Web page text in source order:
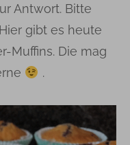
Antwort. Bitte
gibt es heute
Muffins. Die mag
.